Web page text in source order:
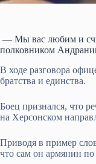
— Мы вас любим и
полковником
В ходе разговора
братства и единства.
Боец признался, что
на Херсонском
Приводя в пример
что сам он армянин